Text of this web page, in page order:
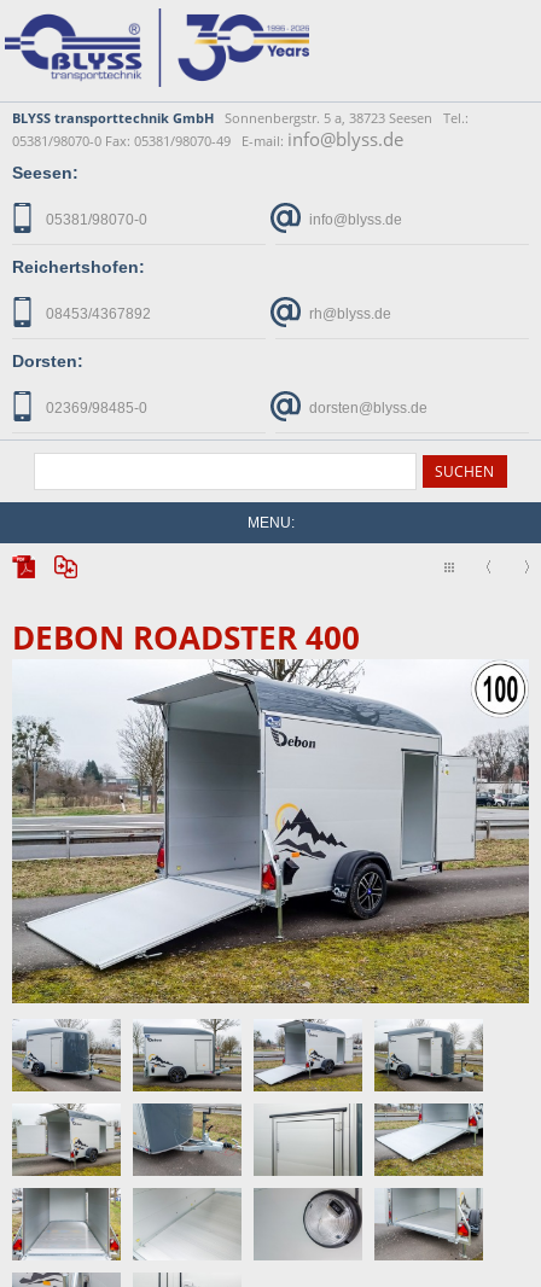
BLYSS transporttechnik GmbH Sonnenbergstr. 5 a, 38723 Seesen Tel.:
05381/98070-0 Fax: 05381/98070-49 E-mail: info@blyss.de
Seesen:
05381/98070-0 info@blyss.de
Reichertshofen:
08453/4367892 rh@blyss.de
Dorsten:
02369/98485-0 dorsten@blyss.de
MENU:
DEBON ROADSTER 400